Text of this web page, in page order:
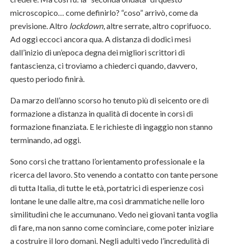
microscopico… come definirlo? “coso” arrivò, come da
previsione. Altro lockdown, altre serrate, altro coprifuoco.
Ad oggi eccoci ancora qua. A distanza di dodici mesi
dall’inizio di un’epoca degna dei migliori scrittori di
fantascienza, ci troviamo a chiederci quando, davvero,
questo periodo finirà.
Da marzo dell’anno scorso ho tenuto più di seicento ore di
formazione a distanza in qualità di docente in corsi di
formazione finanziata. E le richieste di ingaggio non stanno
terminando, ad oggi.
Sono corsi che trattano l’orientamento professionale e la
ricerca del lavoro. Sto venendo a contatto con tante persone
di tutta Italia, di tutte le età, portatrici di esperienze così
lontane le une dalle altre, ma così drammatiche nelle loro
similitudini che le accumunano. Vedo nei giovani tanta voglia
di fare, ma non sanno come cominciare, come poter iniziare
a costruire il loro domani. Negli adulti vedo l’incredulità di